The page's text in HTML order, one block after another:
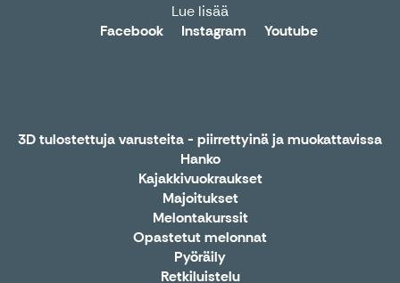
Lue lisää
Facebook
Instagram Youtube
3D tulostettuja varusteita - piirrettyinä ja muokattavissa
Hanko
Kajakkivuokraukset
Majoitukset
Melontakurssit
Opastetut melonnat
Pyöräily
Retkiluistelu